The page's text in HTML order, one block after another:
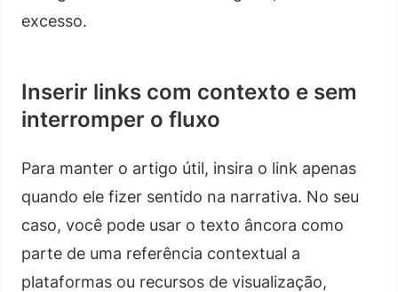
excesso.
Inserir links com contexto e sem
interromper o fluxo
Para manter o artigo útil, insira o link apenas
quando ele fizer sentido na narrativa. No seu
caso, você pode usar o texto âncora como
parte de uma referência contextual a
plataformas ou recursos de visualização,